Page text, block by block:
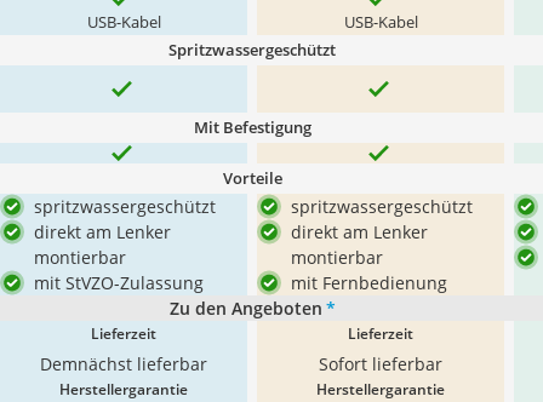
USB-Kabel USB-Kabel
Spritzwassergeschützt
Mit Befestigung
Vorteile
spritzwassergeschützt
direkt am Lenker
montierbar
mit StVZO-Zulassung
spritzwassergeschützt
direkt am Lenker
montierbar
mit Fernbedienung
Zu den Angeboten *
Lieferzeit
Demnächst lieferbar
Lieferzeit
Sofort lieferbar
Herstellergarantie Herstellergarantie